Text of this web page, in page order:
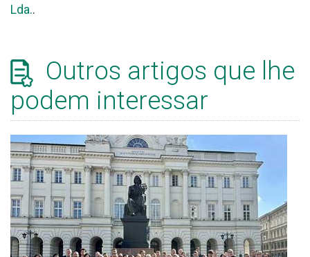
Lda..
Outros artigos que lhe
podem interessar